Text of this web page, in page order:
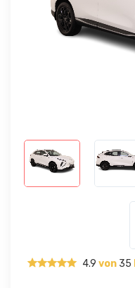
4.9 von 35